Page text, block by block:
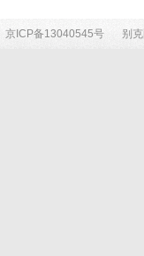
京ICP备13040545号 别